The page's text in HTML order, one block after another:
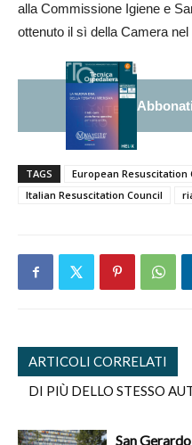
alla Commissione Igiene e
ottenuto il sì della Camera nel
TAGS
European Resuscitation
Italian Resuscitation Council
ARTICOLI CORRELATI
DI PIÙ DELLO STESSO
San